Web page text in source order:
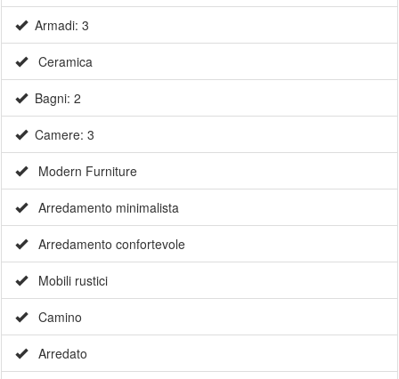
Armadi: 3
Ceramica
Bagni: 2
Camere: 3
Modern Furniture
Arredamento minimalista
Arredamento confortevole
Mobili rustici
Camino
Arredato